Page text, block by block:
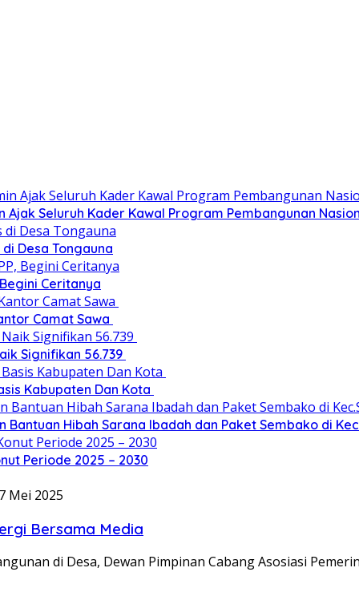
Seluruh Kader Kawal Program Pembangunan
Desa Tongauna
Ceritanya
Camat Sawa
Signifikan 56.739
Kabupaten Dan Kota
Hibah Sarana Ibadah dan Paket Sembako di
Periode 2025 – 2030
Mei 2025
Bersama Media
di Desa, Dewan Pimpinan Cabang Asosiasi